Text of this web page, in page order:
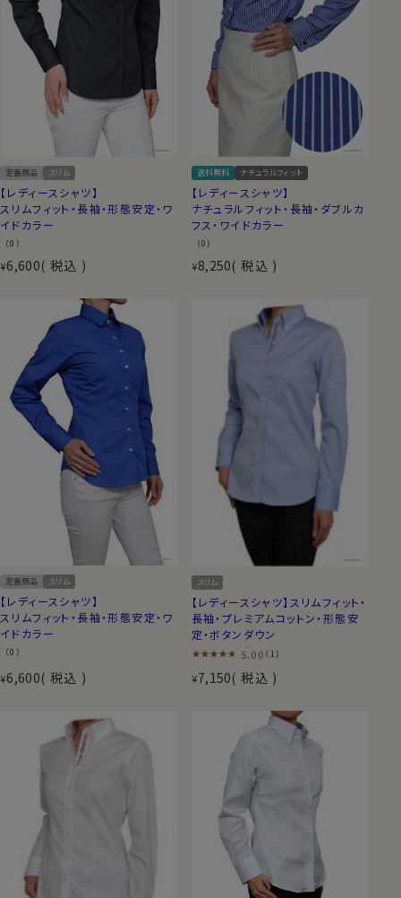
定番商品 スリム
【レディースシャツ】
スリムフィット・長袖・形態安定・ワ
イドカラー
（0）
¥6,600 税込
送料無料 ナチュラルフィット
【レディースシャツ】
ナチュラルフィット・長袖・ダブルカ
フス・ワイドカラー
（0）
¥8,250 税込
定番商品 スリム
【レディースシャツ】
スリムフィット・長袖・形態安定・ワ
イドカラー
（0）
¥6,600 税込
スリム
【レディースシャツ】スリムフィット・
長袖・プレミアムコットン・形態安
定・ボタンダウン
5.00 （1）
¥7,150 税込